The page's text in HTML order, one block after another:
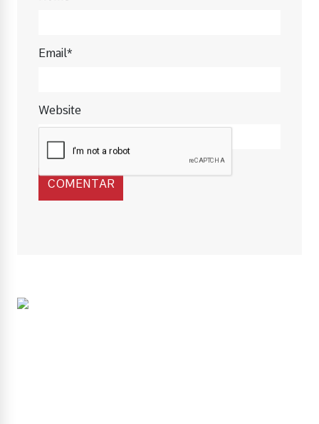
Email*
Website